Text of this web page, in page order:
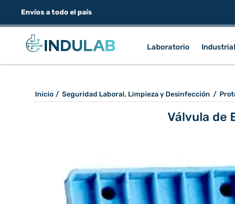
Envíos a todo el país
Laboratorio Industrial
Inicio / Seguridad Laboral, Limpieza y Desinfección /
Válvula de